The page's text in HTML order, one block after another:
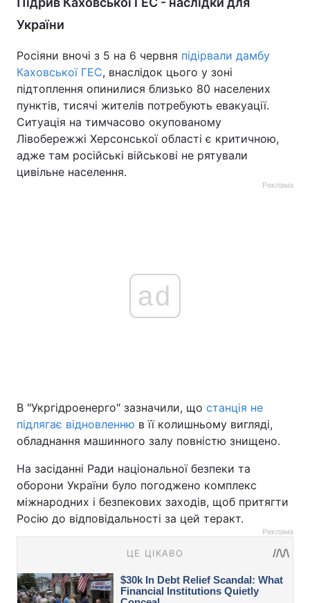
України
Росіяни вночі з 5 на 6 червня підірвали дамбу
Каховської ГЕС, внаслідок цього у зоні
підтоплення опинилися близько 80 населених
пунктів, тисячі жителів потребують евакуації.
Ситуація на тимчасово окупованому
Лівобережжі Херсонської області є критичною,
адже там російські військові не рятували
цивільне населення.
Реклама
ad
В "Укргідроенерго" зазначили, що станція не
підлягає відновленню в її колишньому вигляді,
обладнання машинного залу повністю знищено.
На засіданні Ради національної безпеки та
оборони України було погоджено комплекс
міжнародних і безпекових заходів, щоб притягти
Росію до відповідальності за цей теракт.
Реклама